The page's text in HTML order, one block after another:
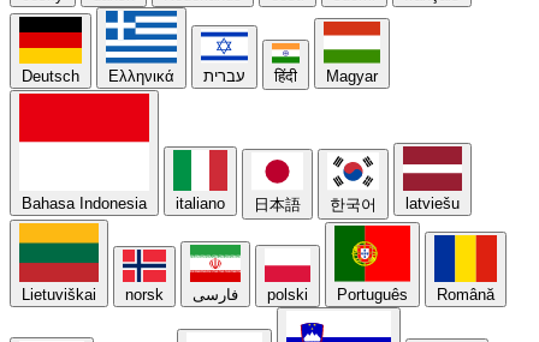
Deutsch Ελληνικά עברית हिंदी Magyar
Bahasa Indonesia italiano 日本語 한국어 latviešu
Lietuviškai norsk فارسی polski Português Română